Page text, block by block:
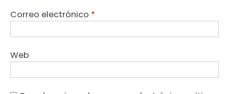
Correo electrónico *
Web